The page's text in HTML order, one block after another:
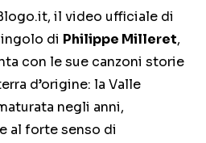
il video ufficiale di
di Philippe Milleret,
con le sue canzoni storie
d’origine: la Valle
negli anni,
al forte senso di